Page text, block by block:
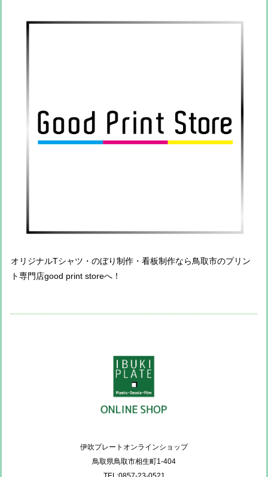
オリジナルTシャツ・のぼり制作・看板制作なら鳥取市のプリン
ト専門店good print storeへ！
伊吹プレートオンラインショップ
鳥取県鳥取市相生町1-404